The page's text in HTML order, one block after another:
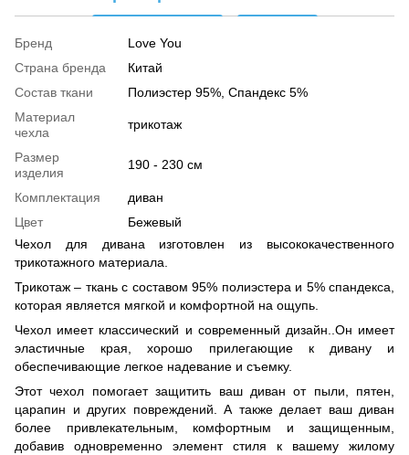
Бренд
Love You
Страна бренда
Китай
Cостав ткани
Полиэстер 95%, Спандекс 5%
Материал
чехла
трикотаж
Размер
изделия
190 - 230 см
Комплектация
диван
Цвет
Бежевый
Чехол для дивана изготовлен из высококачественного
трикотажного материала.
Трикотаж – ткань с составом 95% полиэстера и 5% спандекса,
которая является мягкой и комфортной на ощупь.
Чехол имеет классический и современный дизайн..Он имеет
эластичные края, хорошо прилегающие к дивану и
обеспечивающие легкое надевание и съемку.
Этот чехол помогает защитить ваш диван от пыли, пятен,
царапин и других повреждений. А также делает ваш диван
более привлекательным, комфортным и защищенным,
добавив одновременно элемент стиля к вашему жилому